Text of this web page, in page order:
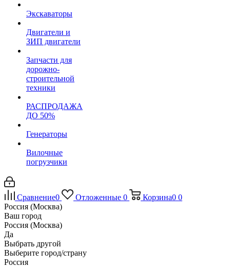
Экскаваторы
Двигатели и
ЗИП двигатели
Запчасти для
дорожно-
строительной
техники
РАСПРОДАЖА
ДО 50%
Генераторы
Вилочные
погрузчики
Сравнение0 Отложенные 0 Корзина0 0
Россия (Москва)
Ваш город
Россия (Москва)
Да
Выбрать другой
Выберите город/страну
Россия